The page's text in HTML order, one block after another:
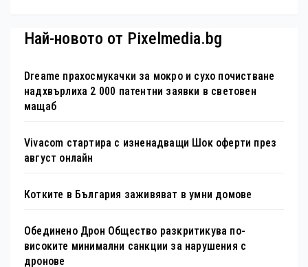
Най-новото от Pixelmedia.bg
Dreame прахосмукачки за мокро и сухо почистване
надхвърлиха 2 000 патентни заявки в световен
мащаб
Vivacom стартира с изненадващи Шок оферти през
август онлайн
Котките в България заживяват в умни домове
Обединено Дрон Общество разкритикува по-
високите минимални санкции за нарушения с
дронове